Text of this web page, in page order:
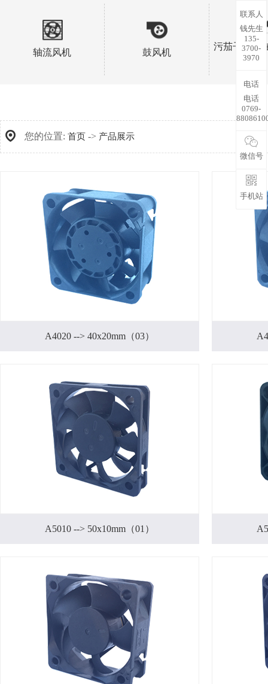
轴流风机 鼓风机
污茄子视频
扇
您的位置: 首页 -> 产品展示
A4020 --> 40x20mm（03）
A5010 --> 50x10mm（01）
联系人
钱先生
135-
3700-
3970
电话
电话
0769-
微信号
手机站